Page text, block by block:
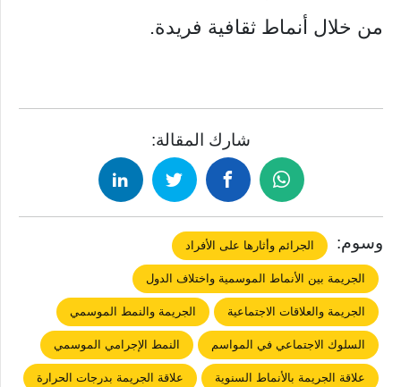
من خلال أنماط ثقافية فريدة.
شارك المقالة:
وسوم: الجرائم وأثارها على الأفراد
الجريمة بين الأنماط الموسمية واختلاف الدول
الجريمة والعلاقات الاجتماعية الجريمة والنمط الموسمي
السلوك الاجتماعي في المواسم النمط الإجرامي الموسمي
علاقة الجريمة بالأنماط السنوية علاقة الجريمة بدرجات الحرارة